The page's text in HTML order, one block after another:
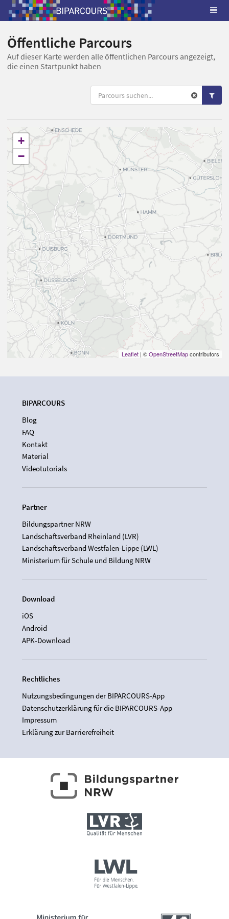
Öffentliche Parcours
Auf dieser Karte werden alle öffentlichen Parcours angezeigt,
die einen Startpunkt haben
+
−
Leaflet | ©OpenStreetMapcontributors
BIPARCOURS
Blog
FAQ
Kontakt
Material
Videotutorials
Partner
Bildungspartner NRW
Landschaftsverband Rheinland (LVR)
Landschaftsverband Westfalen-Lippe (LWL)
Ministerium für Schule und Bildung NRW
Download
iOS
Android
APK-Download
Rechtliches
Nutzungsbedingungen der BIPARCOURS-App
Datenschutzerklärung für die BIPARCOURS-App
Impressum
Erklärung zur Barrierefreiheit